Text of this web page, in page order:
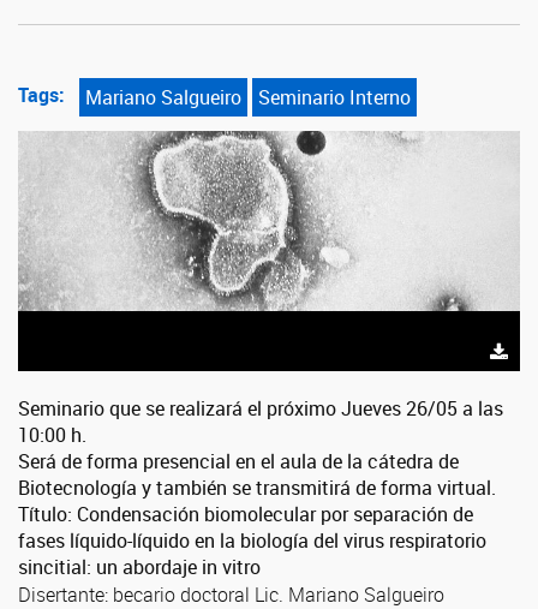
Tags: Mariano Salgueiro Seminario Interno
Seminario que se realizará el próximo Jueves 26/05 a las
10:00 h.
Será de forma presencial en el aula de la cátedra de
Biotecnología y también se transmitirá de forma virtual.
Título: Condensación biomolecular por separación de
fases líquido-líquido en la biología del virus respiratorio
sincitial: un abordaje in vitro
Disertante: becario doctoral Lic. Mariano Salgueiro